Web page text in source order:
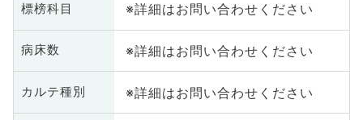
標榜科目 ※詳細はお問い合わせください
病床数 ※詳細はお問い合わせください
カルテ種別 ※詳細はお問い合わせください